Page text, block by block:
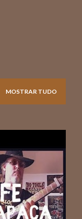
MOSTRAR TUDO